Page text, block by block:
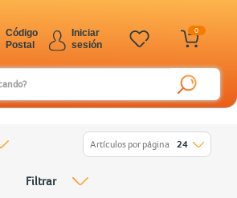
0
Iniciar
sesión
Código
Postal
Artículos por página 24
Filtrar